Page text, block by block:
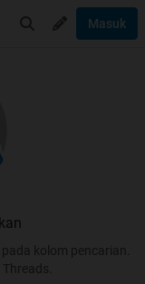
Masuk
kolom pencarian.